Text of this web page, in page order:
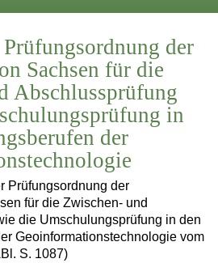
der
Sachsen für die
Abschlussprüfung
in
der
Prüfungsordnung der
für die Zwischen- und
die Umschulungsprüfung in den
Geoinformationstechnologie vom
S. 1087)